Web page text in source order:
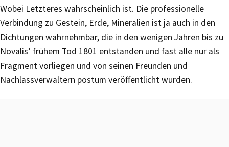
Wobei Letzteres wahrscheinlich ist. Die professionelle
Verbindung zu Gestein, Erde, Mineralien ist ja auch in den
Dichtungen wahrnehmbar, die in den wenigen Jahren bis zu
Novalis‘ frühem Tod 1801 entstanden und fast alle nur als
Fragment vorliegen und von seinen Freunden und
Nachlassverwaltern postum veröffentlicht wurden.